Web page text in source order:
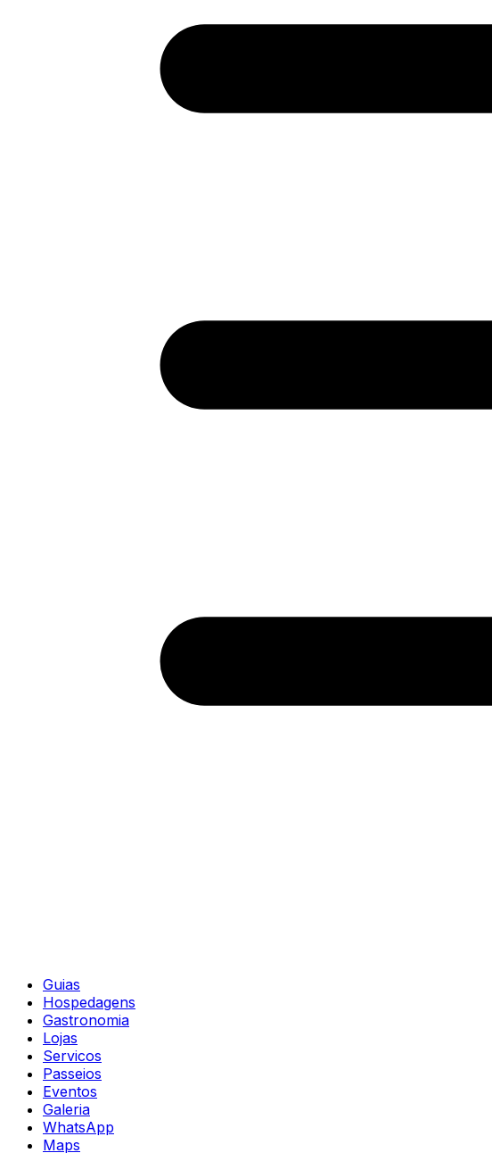
Guias
Hospedagens
Gastronomia
Lojas
Servicos
Passeios
Eventos
Galeria
WhatsApp
Maps